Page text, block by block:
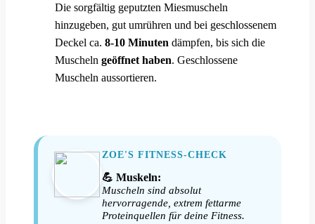
Die sorgfältig geputzten Miesmuscheln
hinzugeben, gut umrühren und bei geschlossenem
Deckel ca. 8-10 Minuten dämpfen, bis sich die
Muscheln geöffnet haben. Geschlossene
Muscheln aussortieren.
ZOE'S FITNESS-CHECK
💪 Muskeln:
Muscheln sind absolut
hervorragende, extrem fettarme
Proteinquellen für deine Fitness.